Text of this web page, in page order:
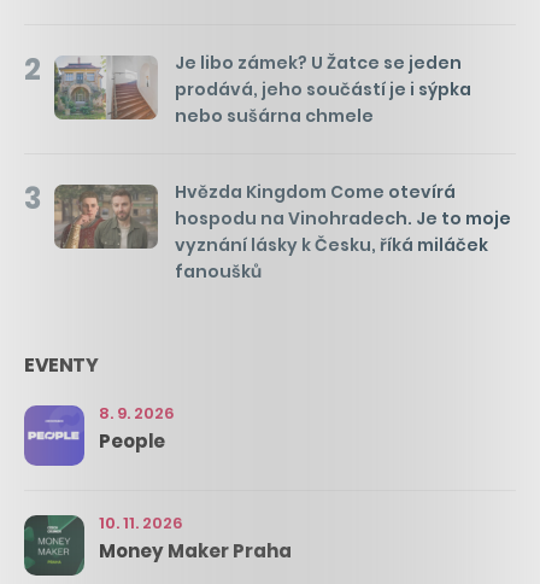
2
Je libo zámek? U Žatce se jeden
prodává, jeho součástí je i sýpka
nebo sušárna chmele
3
Hvězda Kingdom Come otevírá
hospodu na Vinohradech. Je to moje
vyznání lásky k Česku, říká miláček
fanoušků
EVENTY
8. 9. 2026
People
10. 11. 2026
Money Maker Praha